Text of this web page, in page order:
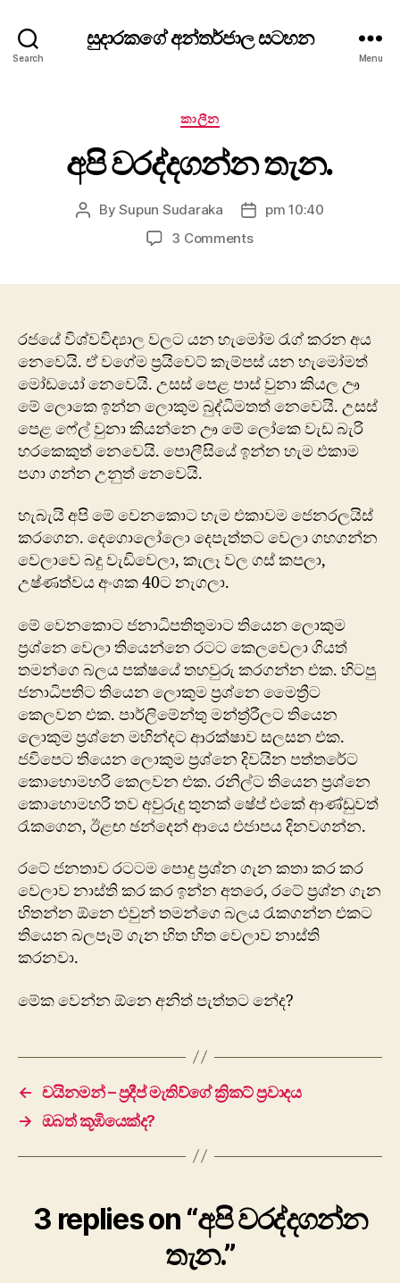
Search
සුදාරකගේ අන්තර්ජාල සටහන
Menu
Categories
කාලීන
අපි වරද්දගන්න තැන.
PostBySupun Sudaraka
Postpm 10:40
3 Commentson
රජයේ විශ්වවිද්‍යාල වලට යන හැමෝම රැග් කරන අය
නෙවෙයි. ඒ වගේම ප්‍රයිවෙට් කැම්පස් යන හැමෝමත්
මෝඩයෝ නෙවෙයි. උසස් පෙළ පාස් වුනා කියල ඌ
මේ ලොකෙ ඉන්න ලොකුම බුද්ධිමතත් නෙවෙයි. උසස්
පෙළ ෆේල් වුනා කියන්නෙ ඌ මේ ලෝකෙ වැඩ බැරි
හරකෙකුත් නෙවෙයි. පොලීසියේ ඉන්න හැම එකාම
පගා ගන්න උනුත් නෙවෙයි.
හැබැයි අපි මේ වෙනකොට හැම එකාවම ජෙනරලයිස්
කරගෙන. දෙගොලෝලො දෙපැත්තට වෙලා ගහගන්න
වෙලාවෙ බදු වැඩිවෙලා, කැලෑ වල ගස් කපලා,
උෂ්ණත්වය අංශක 40ට නැගලා.
මේ වෙනකොට ජනාධිපතිතුමාට තියෙන ලොකුම
ප්‍රශ්නෙ වෙලා තියෙන්නෙ රටට කෙලවෙලා ගියත්
තමන්ගෙ බලය පක්ෂයේ තහවුරු කරගන්න එක. හිටපු
ජනාධිපතිට තියෙන ලොකුම ප්‍රශ්නෙ මෛත්‍රීට
කෙලවන එක. පාර්ලිමේන්තු මන්ත්‍ර්‍රීලට තියෙන
ලොකුම ප්‍රශ්නෙ මහින්දට ආරක්ෂාව සලසන එක.
ජවිපෙට තියෙන ලොකුම ප්‍රශ්නෙ දිවයින පත්තරේට
කොහොමහරි කෙලවන එක. රනිල්ට තියෙන ප්‍රශ්නෙ
කොහොමහරි තව අවුරුදු තුනක් ෂේප් එකේ ආණ්ඩුවත්
රැකගෙන, ඊළඟ ඡන්දෙන් ආයෙ එජාපය දිනවගන්න.
රටේ ජනතාව රටටම පොදු ප්‍රශ්න ගැන කතා කර කර
වෙලාව නාස්ති කර කර ඉන්න අතරෙ, රටේ ප්‍රශ්න ගැන
හිතන්න ඕනෙ එවුන් තමන්ගෙ බලය රැකගන්න එකට
තියෙන බලපෑම් ගැන හිත හිත වෙලාව නාස්ති
කරනවා.
මේක වෙන්න ඕනෙ අනිත් පැත්තට නේද?
← චයිනමන් – ප්‍රදීප් මැතිව්ගේ ක්‍රිකට් ප්‍රවාදය
→ ඔබත් කූඹියෙක්ද?
3 replies on “අපි වරද්දගන්න
තැන.”